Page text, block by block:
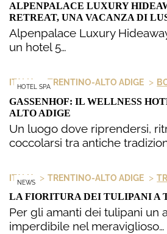
ALPENPALACE LUXURY
RETREAT, UNA VACANZA DI
Alpenpalace Luxury
un hotel 5…
HOTEL SPA
ITALIA > TRENTINO-ALTO ADIGE >
GASSENHOF: IL WELLNESS
ALTO ADIGE
Un luogo dove riprendersi,
coccolarsi tra antiche
NEWS
ITALIA > TRENTINO-ALTO ADIGE >
LA FIORITURA DEI TULIPANI A
Per gli amanti dei tulipani un
imperdibile nel meraviglioso…